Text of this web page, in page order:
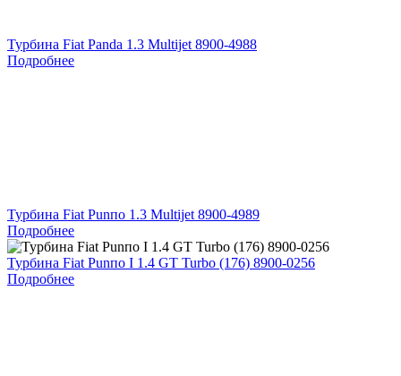
Турбина Fiat Panda 1.3 Multijet 8900-4988
Подробнее
Турбина Fiat Punпо 1.3 Multijet 8900-4989
Подробнее
Турбина Fiat Punпо I 1.4 GT Turbo (176) 8900-0256
Подробнее